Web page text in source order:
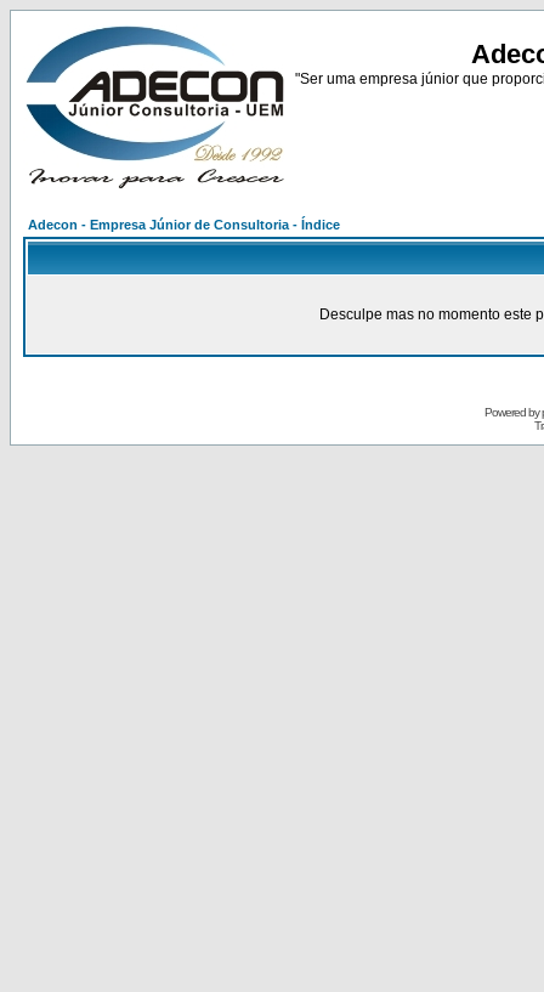
"Ser uma empresa júnior que
Adecon - Empresa Júnior de Consultoria - Índice
Desculpe mas no momento este
Powered by